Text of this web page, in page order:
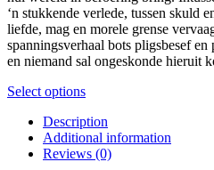
‘n stukkende verlede, tussen skuld
liefde, mag en morele grense
spanningsverhaal bots pligsbesef
en niemand sal ongeskonde hieruit
Select optionsThis
has
multiple
variants.
Description
Additional information
Reviews (0)